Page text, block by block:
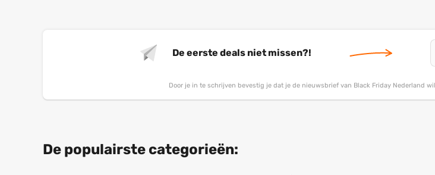
De eerste deals niet missen?!
Door je in te schrijven bevestig je dat je de nieuwsbrief van Black Friday Nederland
De populairste categorieën: